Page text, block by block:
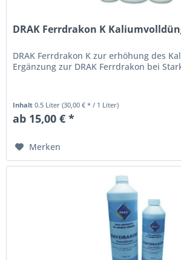
DRAK Ferrdrakon K
DRAK Ferrdrakon K zur erhöhung des
Ergänzung zur DRAK Ferrdrakon bei
Inhalt0.5 Liter(30,00 € * / 1 Liter)
ab 15,00 € *
Merken